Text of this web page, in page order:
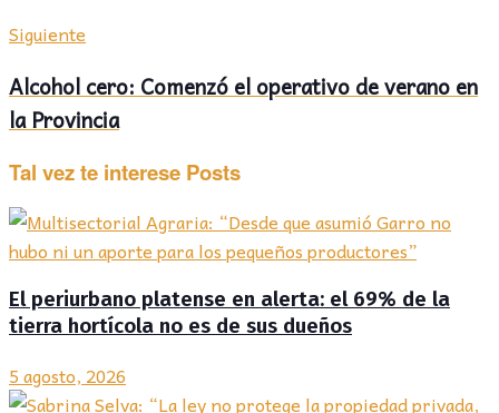
Siguiente
Alcohol cero: Comenzó el operativo de verano en
la Provincia
Tal vez te interese Posts
El periurbano platense en alerta: el 69% de la
tierra hortícola no es de sus dueños
5 agosto, 2026